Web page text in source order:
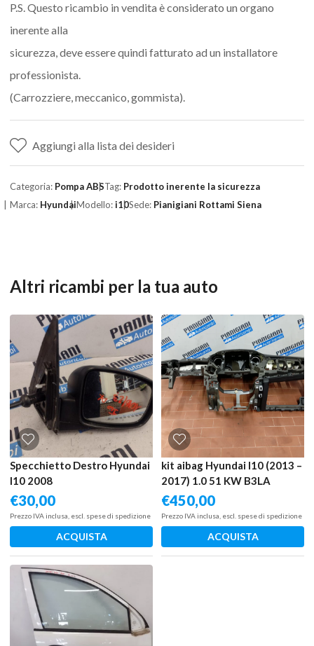
P.S. Questo ricambio in vendita è considerato un organo
inerente alla
sicurezza, deve essere quindi fatturato ad un installatore
professionista.
(Carrozziere, meccanico, gommista).
Aggiungi alla lista dei desideri
Categoria: Pompa ABSTag: Prodotto inerente la sicurezza
Marca: HyundaiModello:i10Sede: Pianigiani Rottami Siena
Altri ricambi per la tua auto
Specchietto Destro Hyundai
I10 2008
€30,00
Prezzo IVA inclusa, escl. spese di spedizione
ACQUISTA
kit aibag Hyundai I10 (2013 –
2017) 1.0 51 KW B3LA
€450,00
Prezzo IVA inclusa, escl. spese di spedizione
ACQUISTA